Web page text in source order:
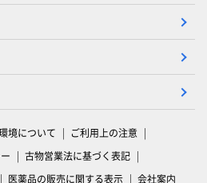
境について
ご利用上の注意
古物営業法に基づく表記
医薬品の販売に関する表示 会社案内